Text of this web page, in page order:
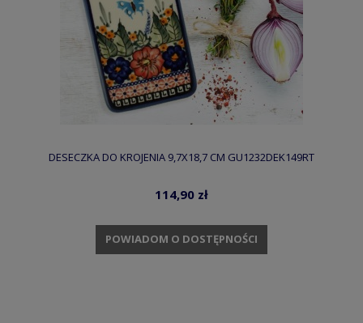
DESECZKA DO KROJENIA 9,7X18,7 CM GU1232DEK149RT
114,90 zł
POWIADOM O DOSTĘPNOŚCI